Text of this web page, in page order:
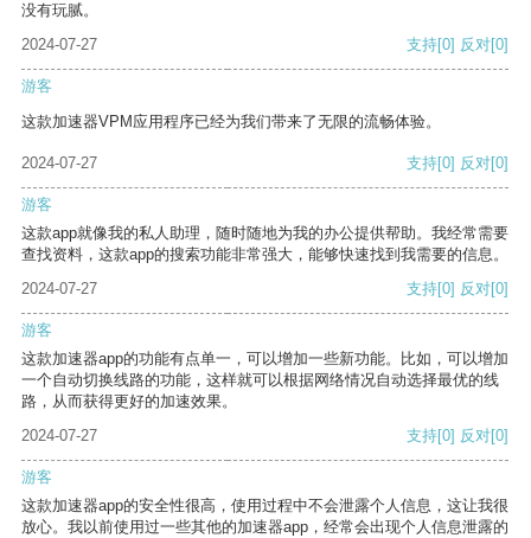
没有玩腻。
2024-07-27
支持[0] 反对[0]
游客
这款加速器VPM应用程序已经为我们带来了无限的流畅体验。
2024-07-27 支持[0] 反对[0]
游客
这款app就像我的私人助理，随时随地为我的办公提供帮助。我经常需要
查找资料，这款app的搜索功能非常强大，能够快速找到我需要的信息。
2024-07-27
支持[0] 反对[0]
游客
这款加速器app的功能有点单一，可以增加一些新功能。比如，可以增加
一个自动切换线路的功能，这样就可以根据网络情况自动选择最优的线
路，从而获得更好的加速效果。
2024-07-27
支持[0] 反对[0]
游客
这款加速器app的安全性很高，使用过程中不会泄露个人信息，这让我很
放心。我以前使用过一些其他的加速器app，经常会出现个人信息泄露的